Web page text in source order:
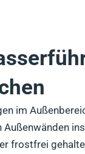
im
Außenwänden
frostfrei